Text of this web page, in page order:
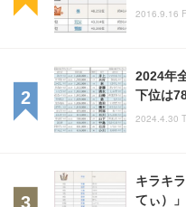
2016.9.16
2024年
下位は
2024.4.30
キラキ
てぃ）